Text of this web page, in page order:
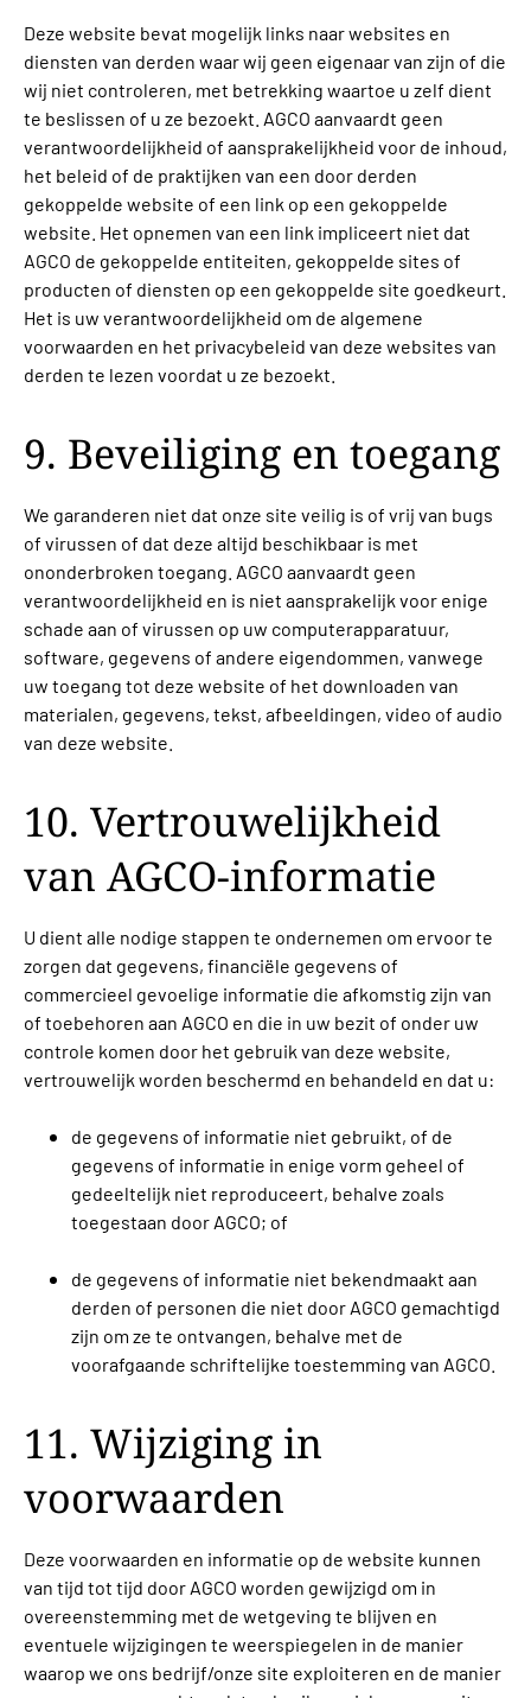
Deze website bevat mogelijk links naar websites en
diensten van derden waar wij geen eigenaar van zijn of die
wij niet controleren, met betrekking waartoe u zelf dient
te beslissen of u ze bezoekt. AGCO aanvaardt geen
verantwoordelijkheid of aansprakelijkheid voor de inhoud,
het beleid of de praktijken van een door derden
gekoppelde website of een link op een gekoppelde
website. Het opnemen van een link impliceert niet dat
AGCO de gekoppelde entiteiten, gekoppelde sites of
producten of diensten op een gekoppelde site goedkeurt.
Het is uw verantwoordelijkheid om de algemene
voorwaarden en het privacybeleid van deze websites van
derden te lezen voordat u ze bezoekt.
9. Beveiliging en toegang
We garanderen niet dat onze site veilig is of vrij van bugs
of virussen of dat deze altijd beschikbaar is met
ononderbroken toegang. AGCO aanvaardt geen
verantwoordelijkheid en is niet aansprakelijk voor enige
schade aan of virussen op uw computerapparatuur,
software, gegevens of andere eigendommen, vanwege
uw toegang tot deze website of het downloaden van
materialen, gegevens, tekst, afbeeldingen, video of audio
van deze website.
10. Vertrouwelijkheid
van AGCO-informatie
U dient alle nodige stappen te ondernemen om ervoor te
zorgen dat gegevens, financiële gegevens of
commercieel gevoelige informatie die afkomstig zijn van
of toebehoren aan AGCO en die in uw bezit of onder uw
controle komen door het gebruik van deze website,
vertrouwelijk worden beschermd en behandeld en dat u:
de gegevens of informatie niet gebruikt, of de
gegevens of informatie in enige vorm geheel of
gedeeltelijk niet reproduceert, behalve zoals
toegestaan door AGCO; of
de gegevens of informatie niet bekendmaakt aan
derden of personen die niet door AGCO gemachtigd
zijn om ze te ontvangen, behalve met de
voorafgaande schriftelijke toestemming van AGCO.
11. Wijziging in
voorwaarden
Deze voorwaarden en informatie op de website kunnen
van tijd tot tijd door AGCO worden gewijzigd om in
overeenstemming met de wetgeving te blijven en
eventuele wijzigingen te weerspiegelen in de manier
waarop we ons bedrijf/onze site exploiteren en de manier